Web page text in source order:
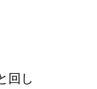
回し